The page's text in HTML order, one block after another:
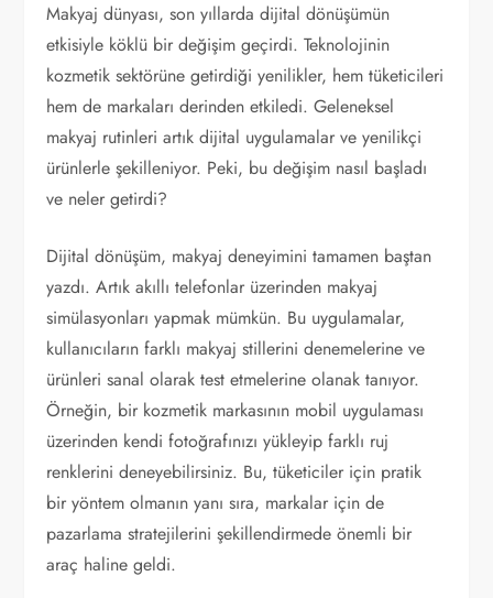
Makyaj dünyası, son yıllarda dijital dönüşümün
etkisiyle köklü bir değişim geçirdi. Teknolojinin
kozmetik sektörüne getirdiği yenilikler, hem tüketicileri
hem de markaları derinden etkiledi. Geleneksel
makyaj rutinleri artık dijital uygulamalar ve yenilikçi
ürünlerle şekilleniyor. Peki, bu değişim nasıl başladı
ve neler getirdi?
Dijital dönüşüm, makyaj deneyimini tamamen baştan
yazdı. Artık akıllı telefonlar üzerinden makyaj
simülasyonları yapmak mümkün. Bu uygulamalar,
kullanıcıların farklı makyaj stillerini denemelerine ve
ürünleri sanal olarak test etmelerine olanak tanıyor.
Örneğin, bir kozmetik markasının mobil uygulaması
üzerinden kendi fotoğrafınızı yükleyip farklı ruj
renklerini deneyebilirsiniz. Bu, tüketiciler için pratik
bir yöntem olmanın yanı sıra, markalar için de
pazarlama stratejilerini şekillendirmede önemli bir
araç haline geldi.